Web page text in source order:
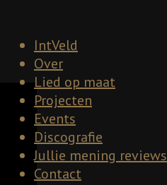
IntVeld
Over
Lied op maat
Projecten
Events
Discografie
Jullie mening reviews
Contact